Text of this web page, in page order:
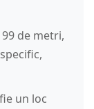
de metri,
un loc